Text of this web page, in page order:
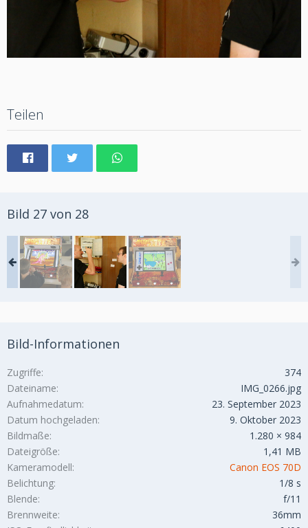
Teilen
Bild 27 von 28
Bild-Informationen
Zugriffe
374
Dateiname
IMG_0266.jpg
Aufnahmedatum
23. September 2023
Datum hochgeladen
9. Oktober 2023
Bildmaße
1.280 × 984
Dateigröße
1,41 MB
Kameramodell
Canon EOS 70D
Belichtung
1/8 s
Blende
f/11
Brennweite
36mm